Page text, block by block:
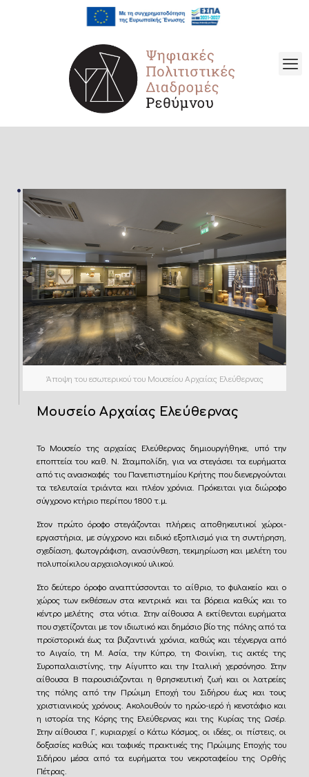
Άποψη του εσωτερικού του Μουσείου Αρχαίας Ελεύθερνας
Μουσείο Αρχαίας Ελεύθερνας
Το Μουσείο της αρχαίας Ελεύθερνας δημιουργήθηκε, υπό την
εποπτεία του καθ. Ν. Σταμπολίδη, για να στεγάσει τα ευρήματα
από τις ανασκαφές του Πανεπιστημίου Κρήτης που διενεργούνται
τα τελευταία τριάντα και πλέον χρόνια. Πρόκειται για διώροφο
σύγχρονο κτήριο περίπου 1800 τ.μ.
Στον πρώτο όροφο στεγάζονται πλήρεις αποθηκευτικοί χώροι-
εργαστήρια, με σύγχρονο και ειδικό εξοπλισμό για τη συντήρηση,
σχεδίαση, φωτογράφιση, ανασύνθεση, τεκμηρίωση και μελέτη του
πολυποίκιλου αρχαιολογικού υλικού.
Στο δεύτερο όροφο αναπτύσσονται το αίθριο, το φυλακείο και ο
χώρος των εκθέσεων στα κεντρικά και τα βόρεια καθώς και το
κέντρο μελέτης στα νότια. Στην αίθουσα Α εκτίθενται ευρήματα
που σχετίζονται με τον ιδιωτικό και δημόσιο βίο της πόλης από τα
προϊστορικά έως τα βυζαντινά χρόνια, καθώς και τέχνεργα από
το Αιγαίο, τη Μ. Ασία, την Κύπρο, τη Φοινίκη, τις ακτές της
Συροπαλαιστίνης, την Αίγυπτο και την Ιταλική χερσόνησο. Στην
αίθουσα Β παρουσιάζονται η θρησκευτική ζωή και οι λατρείες
της πόλης από την Πρώιμη Εποχή του Σιδήρου έως και τους
χριστιανικούς χρόνους. Ακολουθούν το ηρώο-ιερό ή κενοτάφιο και
η ιστορία της Κόρης της Ελεύθερνας και της Κυρίας της Ωσέρ.
Στην αίθουσα Γ, κυριαρχεί ο Κάτω Κόσμος, οι ιδέες, οι πίστεις, οι
δοξασίες καθώς και ταφικές πρακτικές της Πρώιμης Εποχής του
Σιδήρου μέσα από τα ευρήματα του νεκροταφείου της Ορθής
Πέτρας.